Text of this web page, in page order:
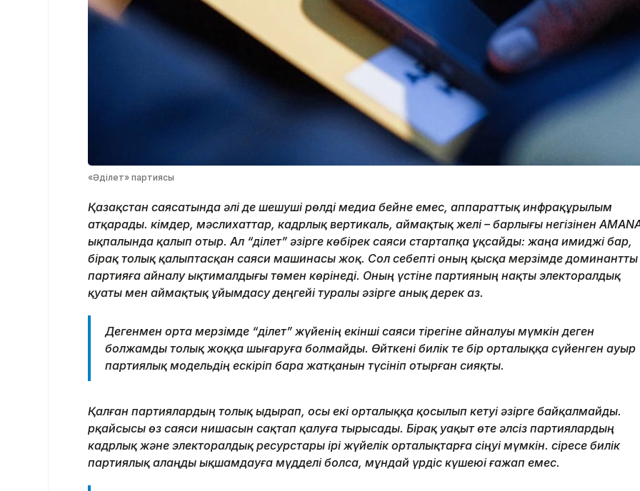
«Әділет» партиясы
Қазақстан саясатында әлі де шешуші рөлді медиа бейне емес, аппараттық инфрақұрылым
атқарады. Әкімдер, мәслихаттар, кадрлық вертикаль, аймақтық желі – барлығы негізінен
ықпалында қалып отыр. Ал “Әділет” әзірге көбірек саяси стартапқа ұқсайды: жаңа имиджі бар,
бірақ толық қалыптасқан саяси машинасы жоқ. Сол себепті оның қысқа мерзімде доминантты
партияға айналу ықтималдығы төмен көрінеді. Оның үстіне партияның нақты электоралдық
қуаты мен аймақтық ұйымдасу деңгейі туралы әзірге анық дерек аз.
Дегенмен орта мерзімде “Әділет” жүйенің екінші саяси тірегіне айналуы мүмкін деген
болжамды толық жоққа шығаруға болмайды. Өйткені билік те бір орталыққа сүйенген ауыр
партиялық модельдің ескіріп бара жатқанын түсініп отырған сияқты.
Қалған партиялардың толық ыдырап, осы екі орталыққа қосылып кетуі әзірге байқалмайды.
Әрқайсысы өз саяси нишасын сақтап қалуға тырысады. Бірақ уақыт өте әлсіз партиялардың
кадрлық және электоралдық ресурстары ірі жүйелік орталықтарға сіңуі мүмкін. Әсіресе билік
партиялық алаңды ықшамдауға мүдделі болса, мұндай үрдіс күшеюі ғажап емес.